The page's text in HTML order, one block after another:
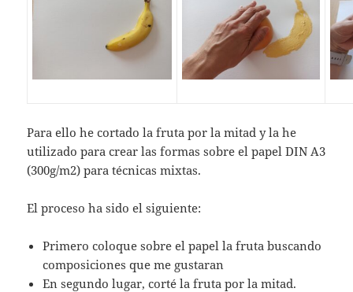
Para ello he cortado la fruta por la mitad y la he
utilizado para crear las formas sobre el papel DIN A3
(300g/m2) para técnicas mixtas.
El proceso ha sido el siguiente:
Primero coloque sobre el papel la fruta buscando
composiciones que me gustaran
En segundo lugar, corté la fruta por la mitad.